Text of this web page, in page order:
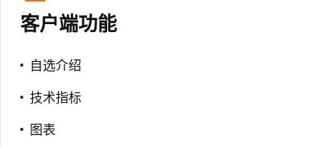
客户端功能
自选介绍
技术指标
图表